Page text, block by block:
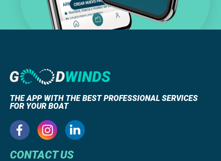
THE APP WITH THE BEST PROFESSIONAL SERVICES
FOR YOUR BOAT
CONTACT US